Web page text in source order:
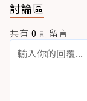
討論區
共有 0 則留言